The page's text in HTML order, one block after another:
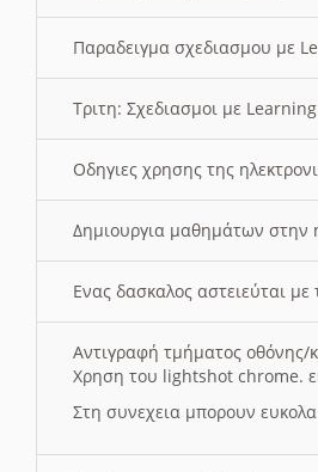
Παραδειγμα σχεδιασμου με
Τριτη: Σχεδιασμοι με
Οδηγιες χρησης της
Δημιουργια μαθημάτων στην
Ενας δασκαλος αστειεύται
Αντιγραφή τμήματος
Χρηση του lightshot chrome.
Στη συνεχεια μπορουν